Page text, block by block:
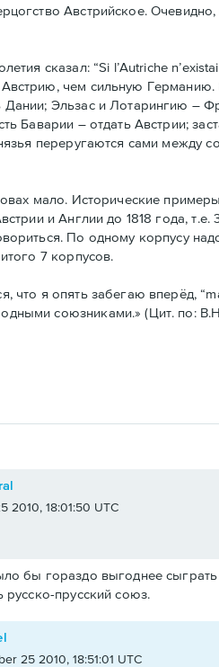
Австрийское.
сказал: “Si l’Autriche
чем сильную
Дании; Эльзас и Лотарингию –
Баварии – отдать Австрии;
переругаются сами между
мало. Исторические
и Англии до 1818 года,
По одному корпусу
7 корпусов.
что я опять забегаю вперёд,
союзниками.» (Цит. по:
2010, 18:01:50 UTC
бы гораздо выгоднее
русско-прусский союз.
25 2010, 18:51:01 UTC